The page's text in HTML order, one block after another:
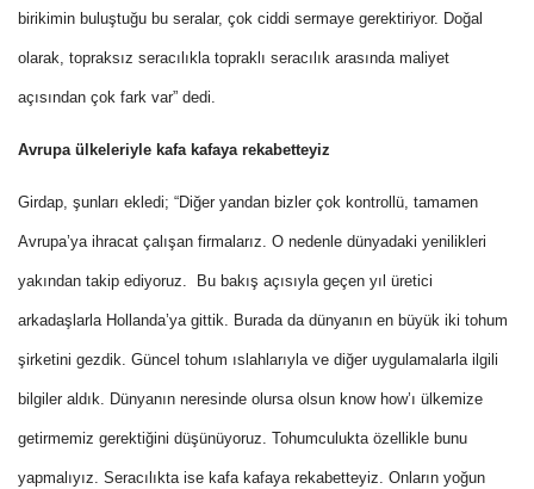
birikimin buluştuğu bu seralar, çok ciddi sermaye gerektiriyor. Doğal
olarak, topraksız seracılıkla topraklı seracılık arasında maliyet
açısından çok fark var” dedi.
Avrupa ülkeleriyle kafa kafaya rekabetteyiz
Girdap, şunları ekledi; “Diğer yandan bizler çok kontrollü, tamamen
Avrupa’ya ihracat çalışan firmalarız. O nedenle dünyadaki yenilikleri
yakından takip ediyoruz. Bu bakış açısıyla geçen yıl üretici
arkadaşlarla Hollanda’ya gittik. Burada da dünyanın en büyük iki tohum
şirketini gezdik. Güncel tohum ıslahlarıyla ve diğer uygulamalarla ilgili
bilgiler aldık. Dünyanın neresinde olursa olsun know how’ı ülkemize
getirmemiz gerektiğini düşünüyoruz. Tohumculukta özellikle bunu
yapmalıyız. Seracılıkta ise kafa kafaya rekabetteyiz. Onların yoğun